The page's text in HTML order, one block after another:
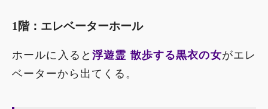
1階：エレベーターホール
ホールに入ると 浮遊霊 散歩する黒衣の女がエレ
ベーターから出てくる。